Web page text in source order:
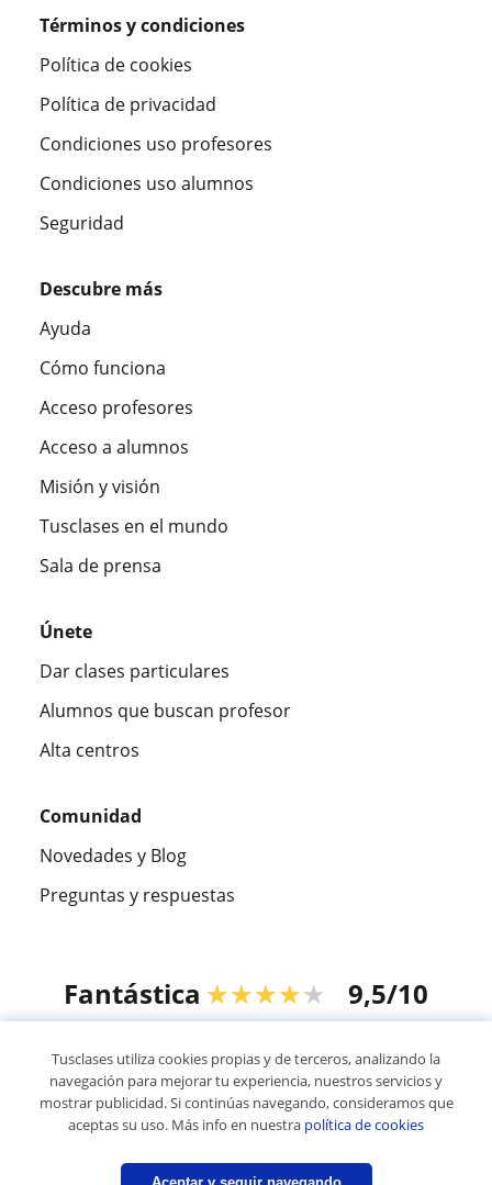
Términos y condiciones
Política de cookies
Política de privacidad
Condiciones uso profesores
Condiciones uso alumnos
Seguridad
Descubre más
Ayuda
Cómo funciona
Acceso profesores
Acceso a alumnos
Misión y visión
Tusclases en el mundo
Sala de prensa
Únete
Dar clases particulares
Alumnos que buscan profesor
Alta centros
Comunidad
Novedades y Blog
Preguntas y respuestas
Fantástica ★★★★★ 9,5/10
© 2007 - 2026 Tusclases.pe
Mapa web:Profesores particulares
Tusclases utiliza cookies propias y de terceros, analizando la
navegación para mejorar tu experiencia, nuestros servicios y
mostrar publicidad. Si continúas navegando, consideramos que
aceptas su uso. Más info en nuestra política de cookies